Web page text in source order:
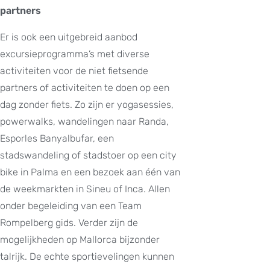
partners
Er is ook een uitgebreid aanbod
excursieprogramma’s met diverse
activiteiten voor de niet fietsende
partners of activiteiten te doen op een
dag zonder fiets. Zo zijn er yogasessies,
powerwalks, wandelingen naar Randa,
Esporles Banyalbufar, een
stadswandeling of stadstoer op een city
bike in Palma en een bezoek aan één van
de weekmarkten in Sineu of Inca. Allen
onder begeleiding van een Team
Rompelberg gids. Verder zijn de
mogelijkheden op Mallorca bijzonder
talrijk. De echte sportievelingen kunnen